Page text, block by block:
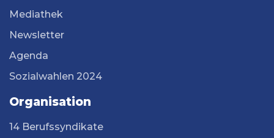
Mediathek
Newsletter
Agenda
Sozialwahlen 2024
Organisation
14 Berufssyndikate